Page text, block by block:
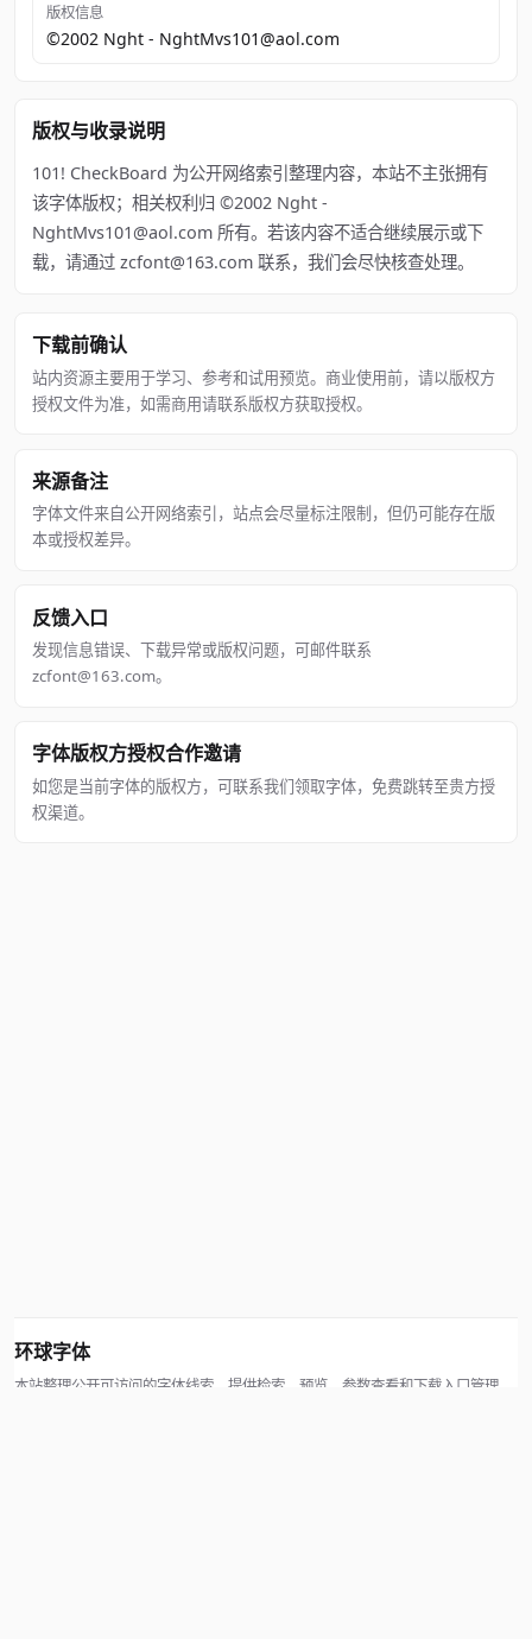
版权信息
©2002 Nght - NghtMvs101@aol.com
版权与收录说明
101! CheckBoard 为公开网络索引整理内容，本站不主张拥有
该字体版权；相关权利归 ©2002 Nght -
NghtMvs101@aol.com 所有。若该内容不适合继续展示或下
载，请通过 zcfont@163.com 联系，我们会尽快核查处理。
下载前确认
站内资源主要用于学习、参考和试用预览。商业使用前，请以版权方
授权文件为准，如需商用请联系版权方获取授权。
来源备注
字体文件来自公开网络索引，站点会尽量标注限制，但仍可能存在版
本或授权差异。
反馈入口
发现信息错误、下载异常或版权问题，可邮件联系
zcfont@163.com。
字体版权方授权合作邀请
如您是当前字体的版权方，可联系我们领取字体，免费跳转至贵方授
权渠道。
环球字体
本站整理公开可访问的字体线索，提供检索、预览、参数查看和下载入口管理。